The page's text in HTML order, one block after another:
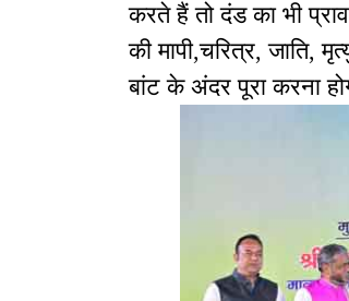
करते हैं तो दंड का भी
की मापी,चरित्र,
बांट के अंदर पूरा करना